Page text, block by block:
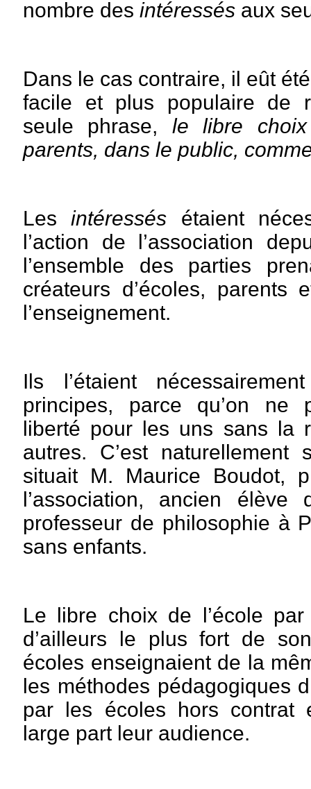
nombre des intéressés aux
Dans le cas contraire, il eût
facile et plus populaire de
seule phrase, le libre
parents, dans le public,
Lesintéressés étaient
l’action de l’association
l’ensemble des parties
créateurs d’écoles, parents
l’enseignement.
Ils l’étaient
principes, parce qu’on ne
liberté pour les uns sans la
autres. C’est
situait M. Maurice Boudot,
l’association, ancien élève
professeur de philosophie à
sans enfants.
Le libre choix de l’école
d’ailleurs le plus fort de
écoles enseignaient de la
les méthodes pédagogiques
par les écoles hors contrat
large part leur audience.